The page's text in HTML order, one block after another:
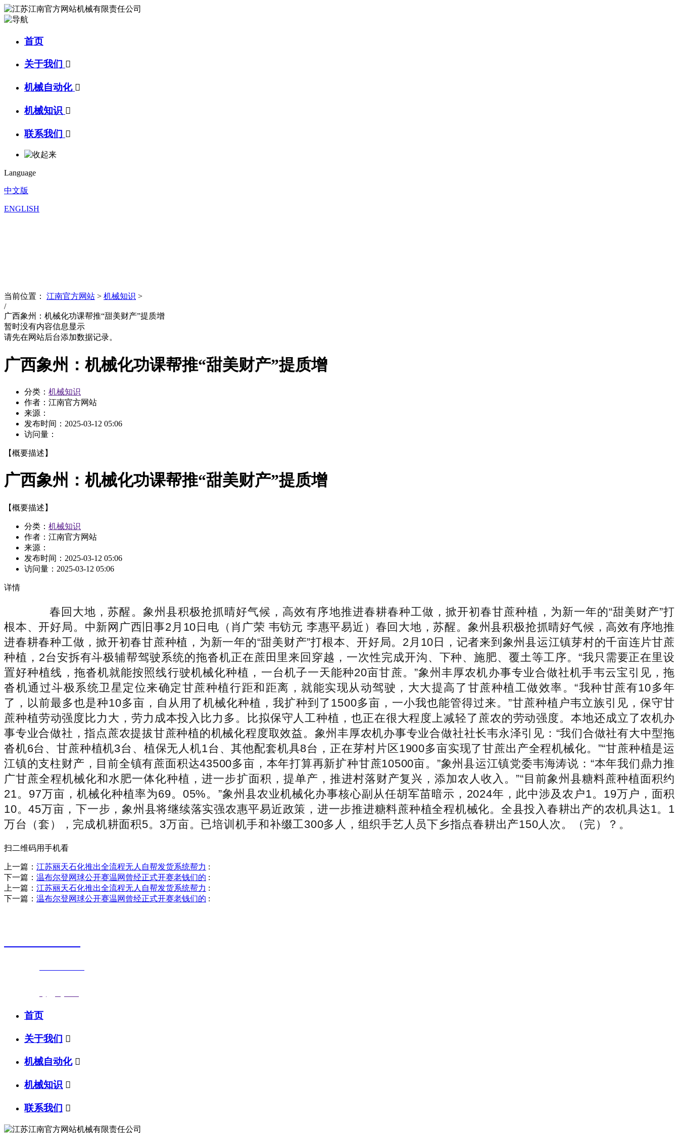
首页
关于我们 
机械自动化 
机械知识 
联系我们 
Language
中文版
ENGLISH
当前位置： 江南官方网站 > 机械知识 >
/
广西象州：机械化功课帮推“甜美财产”提质增
暂时没有内容信息显示
请先在网站后台添加数据记录。
广西象州：机械化功课帮推“甜美财产”提质增
分类： 机械知识
作者：江南官方网站
来源：
发布时间： 2025-03-12 05:06
访问量：
【概要描述】
广西象州：机械化功课帮推“甜美财产”提质增
【概要描述】
分类： 机械知识
作者：江南官方网站
来源：
发布时间： 2025-03-12 05:06
访问量： 2025-03-12 05:06
详情
春回大地，苏醒。象州县积极抢抓晴好气候，高效有序地推进春耕春种工做，掀开初春甘蔗种植，为新一年的“甜美财产”打
根本、开好局。中新网广西旧事2月10日电（肖广荣 韦钫元 李惠平易近）春回大地，苏醒。象州县积极抢抓晴好气候，高效有序地推
进春耕春种工做，掀开初春甘蔗种植，为新一年的“甜美财产”打根本、开好局。2月10日，记者来到象州县运江镇芽村的千亩连片甘蔗
种植，2台安拆有斗极辅帮驾驶系统的拖沓机正在蔗田里来回穿越，一次性完成开沟、下种、施肥、覆土等工序。“我只需要正在里设
置好种植线，拖沓机就能按照线行驶机械化种植，一台机子一天能种20亩甘蔗。”象州丰厚农机办事专业合做社机手韦云宝引见，拖
沓机通过斗极系统卫星定位来确定甘蔗种植行距和距离，就能实现从动驾驶，大大提高了甘蔗种植工做效率。“我种甘蔗有10多年
了，以前最多也是种10多亩，自从用了机械化种植，我扩种到了1500多亩，一小我也能管得过来。”甘蔗种植户韦立族引见，保守甘
蔗种植劳动强度比力大，劳力成本投入比力多。比拟保守人工种植，也正在很大程度上减轻了蔗农的劳动强度。本地还成立了农机办
事专业合做社，指点蔗农提拔甘蔗种植的机械化程度取效益。象州丰厚农机办事专业合做社社长韦永泽引见：“我们合做社有大中型拖
沓机6台、甘蔗种植机3台、植保无人机1台、其他配套机具8台，正在芽村片区1900多亩实现了甘蔗出产全程机械化。”“甘蔗种植是运
江镇的支柱财产，目前全镇有蔗面积达43500多亩，本年打算再新扩种甘蔗10500亩。”象州县运江镇党委韦海涛说：“本年我们鼎力推
广甘蔗全程机械化和水肥一体化种植，进一步扩面积，提单产，推进村落财产复兴，添加农人收入。”“目前象州县糖料蔗种植面积约
21。97万亩，机械化种植率为69。05%。”象州县农业机械化办事核心副从任胡军苗暗示，2024年，此中涉及农户1。19万户，面积
10。45万亩，下一步，象州县将继续落实强农惠平易近政策，进一步推进糖料蔗种植全程机械化。全县投入春耕出产的农机具达1。1
万台（套），完成机耕面积5。3万亩。已培训机手和补缀工300多人，组织手艺人员下乡指点春耕出产150人次。（完）？。
扫二维码用手机看
上一篇： 江苏丽天石化推出全流程无人自帮发货系统帮力 :
下一篇： 温布尔登网球公开赛温网曾经正式开赛老钱们的 :
上一篇： 江苏丽天石化推出全流程无人自帮发货系统帮力 :
下一篇： 温布尔登网球公开赛温网曾经正式开赛老钱们的 :
首页
关于我们 
机械自动化 
机械知识 
联系我们 